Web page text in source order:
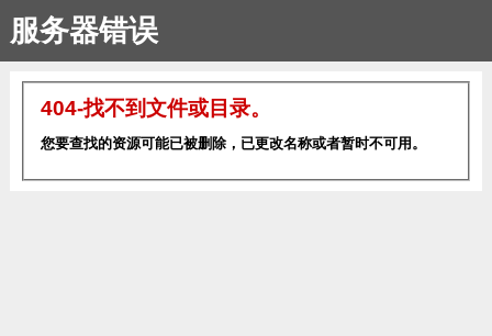
服务器错误
404-找不到文件或目录。
您要查找的资源可能已被删除，已更改名称或者暂时不可用。